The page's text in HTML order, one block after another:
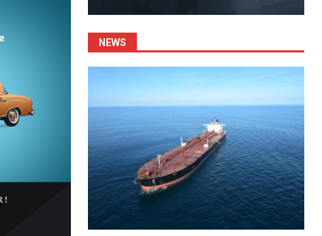
NEWS